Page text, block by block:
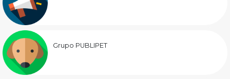
Grupo PUBLIPET